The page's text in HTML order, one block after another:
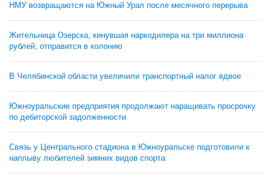
НМУ возвращаются на Южный Урал после месячного перерыва
Жительница Озерска, кинувшая наркодилера на три миллиона
рублей, отправится в колонию
В Челябинской области увеличили транспортный налог вдвое
Южноуральские предприятия продолжают наращивать просрочку
по дебиторской задолженности
Связь у Центрального стадиона в Южноуральске подготовили к
наплыву любителей зимних видов спорта